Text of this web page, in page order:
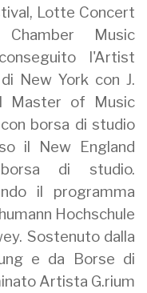
Lotte Concert
Music
l'Artist
New York con J.
Master of Music
borsa di studio
il New England
di studio.
il programma
Hochschule
Sostenuto dalla
e da Borse di
Artista G.rium